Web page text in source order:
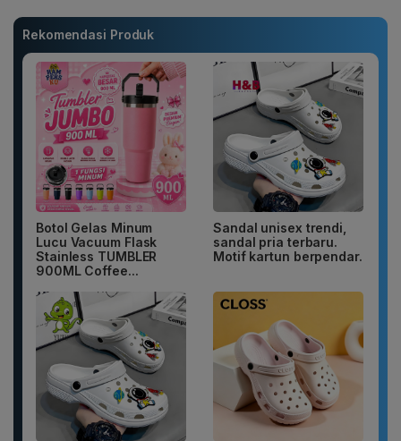
Rekomendasi Produk
Botol Gelas Minum
Lucu Vacuum Flask
Stainless TUMBLER
900ML Coffee...
Sandal unisex trendi,
sandal pria terbaru.
Motif kartun berpendar.